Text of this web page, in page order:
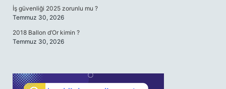
İş güvenliği 2025 zorunlu mu ?
Temmuz 30, 2026
2018 Ballon d’Or kimin ?
Temmuz 30, 2026